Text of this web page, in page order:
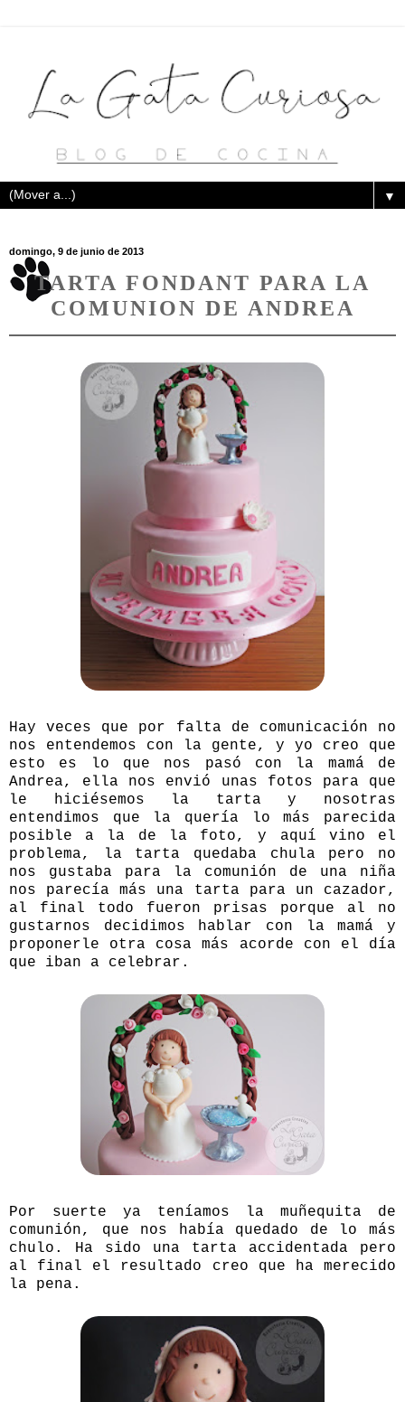
▼
domingo, 9 de junio de 2013
TARTA FONDANT PARA LA
COMUNION DE ANDREA
Hay veces que por falta de comunicación no
nos entendemos con la gente, y yo creo que
esto es lo que nos pasó con la mamá de
Andrea, ella nos envió unas fotos para que
le hiciésemos la tarta y nosotras
entendimos que la quería lo más parecida
posible a la de la foto, y aquí vino el
problema, la tarta quedaba chula pero no
nos gustaba para la comunión de una niña
nos parecía más una tarta para un cazador,
al final todo fueron prisas porque al no
gustarnos decidimos hablar con la mamá y
proponerle otra cosa más acorde con el día
que iban a celebrar.
Por suerte ya teníamos la muñequita de
comunión, que nos había quedado de lo más
chulo. Ha sido una tarta accidentada pero
al final el resultado creo que ha merecido
la pena.